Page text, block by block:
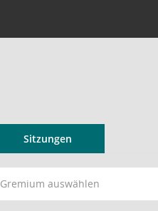
Sitzungen
Gremium auswählen